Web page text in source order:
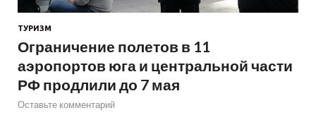
ТУРИЗМ
Ограничение полетов в 11
аэропортов юга и центральной части
РФ продлили до 7 мая
Оставьте комментарий